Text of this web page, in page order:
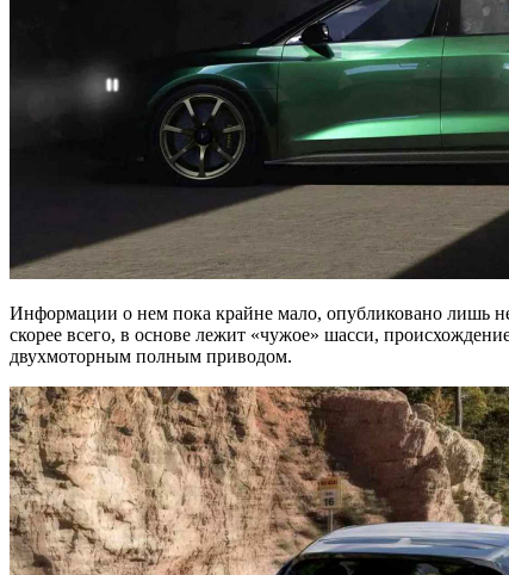
Информации о нем пока крайне мало, опубликовано лишь
скорее всего, в основе лежит «чужое» шасси,
двухмоторным полным приводом.